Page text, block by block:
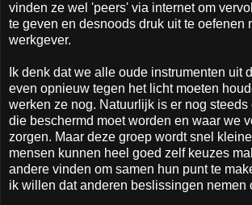
vinden ze wel 'peers' via internet om
te geven en desnoods druk uit te oefenen
werkgever.
Ik denk dat we alle oude instrumenten uit
even opnieuw tegen het licht moeten
werken ze nog. Natuurlijk is er nog steeds
die beschermd moet worden en waar we
zorgen. Maar deze groep wordt snel
mensen kunnen heel goed zelf keuzes
andere vinden om samen hun punt te
ik willen dat anderen beslissingen nemen